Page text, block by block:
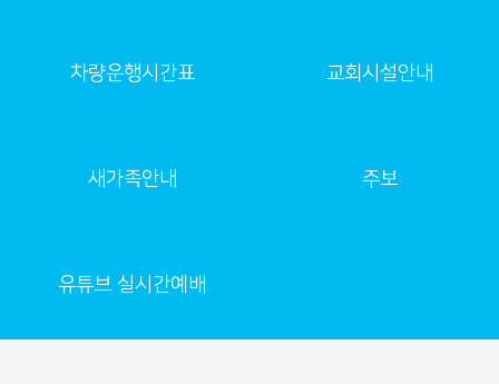
차량운행시간표 교회시설안내
새가족안내 주보
유튜브 실시간예배